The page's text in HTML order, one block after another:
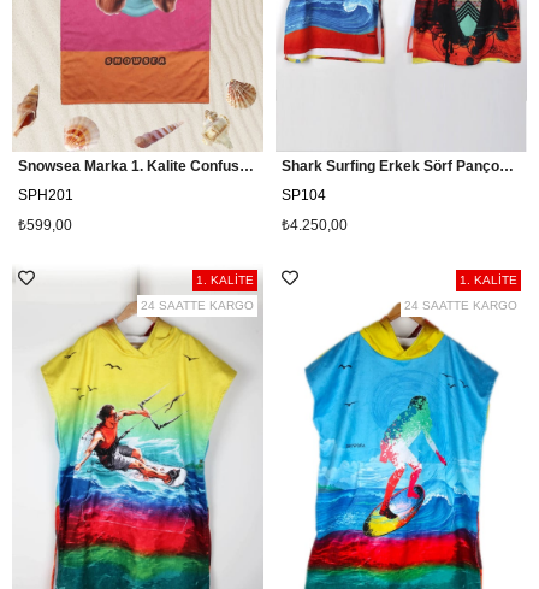
Snowsea Marka 1. Kalite Confused Dog Plaj Havlusu
SPH201
₺599,00
Shark Surfing Erkek Sörf Pançosu Snowsea SP104
SP104
₺4.250,00
1. KALİTE
24 SAATTE KARGO
1. KALİTE
24 SAATTE KARGO